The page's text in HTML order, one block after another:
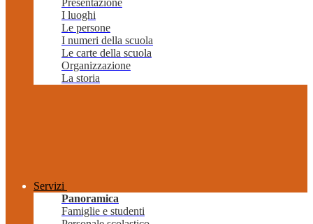
Presentazione
I luoghi
Le persone
I numeri della scuola
Le carte della scuola
Organizzazione
La storia
Servizi
Panoramica
Famiglie e studenti